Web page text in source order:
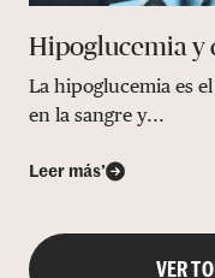
Hipoglucemia y
La hipoglucemia es
en la sangre y...
Leer más’
VER